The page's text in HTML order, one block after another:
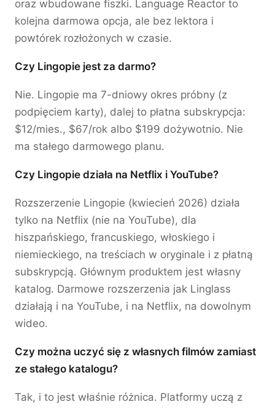
oraz wbudowane fiszki. Language Reactor to
kolejna darmowa opcja, ale bez lektora i
powtórek rozłożonych w czasie.
Czy Lingopie jest za darmo?
Nie. Lingopie ma 7-dniowy okres próbny (z
podpięciem karty), dalej to płatna subskrypcja:
$12/mies., $67/rok albo $199 dożywotnio. Nie
ma stałego darmowego planu.
Czy Lingopie działa na Netflix i YouTube?
Rozszerzenie Lingopie (kwiecień 2026) działa
tylko na Netflix (nie na YouTube), dla
hiszpańskiego, francuskiego, włoskiego i
niemieckiego, na treściach w oryginale i z płatną
subskrypcją. Głównym produktem jest własny
katalog. Darmowe rozszerzenia jak Linglass
działają i na YouTube, i na Netflix, na dowolnym
wideo.
Czy można uczyć się z własnych filmów zamiast
ze stałego katalogu?
Tak, i to jest właśnie różnica. Platformy uczą z